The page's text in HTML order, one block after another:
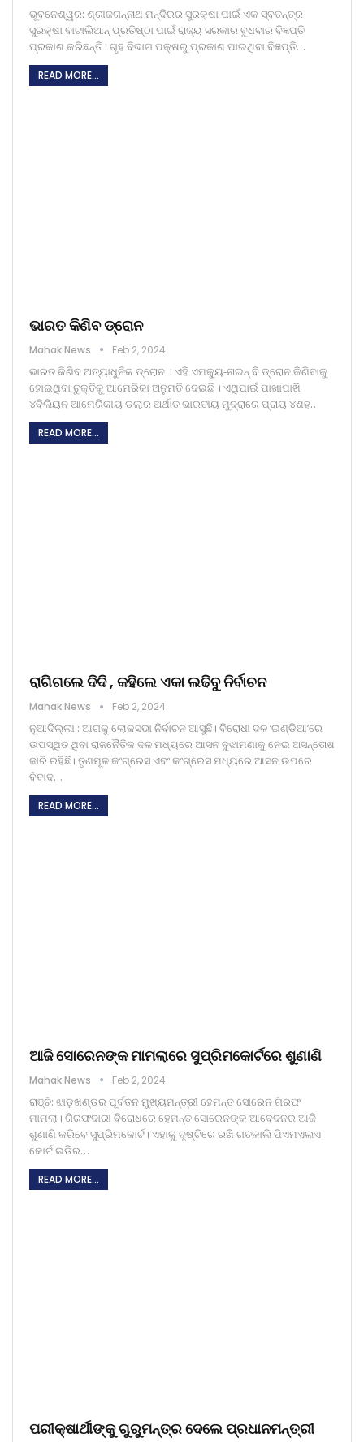
ଭୁବନେଶ୍ୱର: ଶ୍ରୀଜଗନ୍ନାଥ ମନ୍ଦିରର ସୁରକ୍ଷା ପାଇଁ ଏକ ସ୍ବତନ୍ତ୍ର
ସୁରକ୍ଷା ବାଟାଲିଆନ୍‌ ପ୍ରତିଷ୍ଠା ପାଇଁ ରାଜ୍ୟ ସରକାର ବୁଧବାର ବିଜ୍ଞପ୍ତି
ପ୍ରକାଶ କରିଛନ୍ତି। ଗୃହ ବିଭାଗ ପକ୍ଷରୁ ପ୍ରକାଶ ପାଇଥିବା ବିଜ୍ଞପ୍ତି…
READ MORE...
ଭାରତ କିଣିବ ଡ୍ରୋନ
Mahak News Feb 2, 2024
ଭାରତ କିଣିବ ଅତ୍ୟାଧୁନିକ ଡ୍ରୋନ । ଏହି ଏମକ୍ୟୁ-ନାଇନ୍ ବି ଡ୍ରୋନ କିଣିବାକୁ
ହୋଇଥିବା ଚୁକ୍ତିକୁ ଆମେରିକା ଅନୁମତି ଦେଇଛି । ଏଥିପାଇଁ ପାଖାପାଖି
୪ବିଲିୟନ ଆମେରିକୀୟ ଡଲାର ଅର୍ଥାତ ଭାରତୀୟ ମୁଦ୍ରାରେ ପ୍ରାୟ ୪ଶହ…
READ MORE...
ରାଗିଗଲେ ଦିଦି , କହିଲେ ଏକା ଲଢିବୁ ନିର୍ବାଚନ
Mahak News Feb 2, 2024
ନୂଆଦିଲ୍ଲୀ : ଆଗକୁ ଲୋକସଭା ନିର୍ବାଚନ ଆସୁଛି। ବିରୋଧୀ ଦଳ ‘ଇଣ୍ଡିଆ’ରେ
ଉପସ୍ଥିତ ଥିବା ରାଜନୈତିକ ଦଳ ମଧ୍ୟରେ ଆସନ ବୁଝାମଣାକୁ ନେଇ ଅସନ୍ତୋଷ
ଜାରି ରହିଛି। ତୃଣମୂଳ କଂଗ୍ରେସ ଏବଂ କଂଗ୍ରେସ ମଧ୍ୟରେ ଆସନ ଉପରେ
ବିବାଦ…
READ MORE...
ଆଜି ସୋରେନଙ୍କ ମାମଲାରେ ସୁପ୍ରିମକୋର୍ଟରେ ଶୁଣାଣି
Mahak News Feb 2, 2024
ରାଞ୍ଚି: ଝାଡ଼ଖଣ୍ଡର ପୂର୍ବତନ ମୁଖ୍ୟମନ୍ତ୍ରୀ ହେମନ୍ତ ସୋରେନ ଗିରଫ
ମାମଲା। ଗିରଫଦାରୀ ବିରୋଧରେ ହେମନ୍ତ ସୋରେନଙ୍କ ଆବେଦନର ଆଜି
ଶୁଣାଣି କରିବେ ସୁପ୍ରିମକୋର୍ଟ। ଏହାକୁ ଦୃଷ୍ଟିରେ ରଖି ଗତକାଲି ପିଏମଏଲଏ
କୋର୍ଟ ଇଡିର…
READ MORE...
ପରୀକ୍ଷାର୍ଥୀଙ୍କୁ ଗୁରୁମନ୍ତ୍ର ଦେଲେ ପ୍ରଧାନମନ୍ତ୍ରୀ